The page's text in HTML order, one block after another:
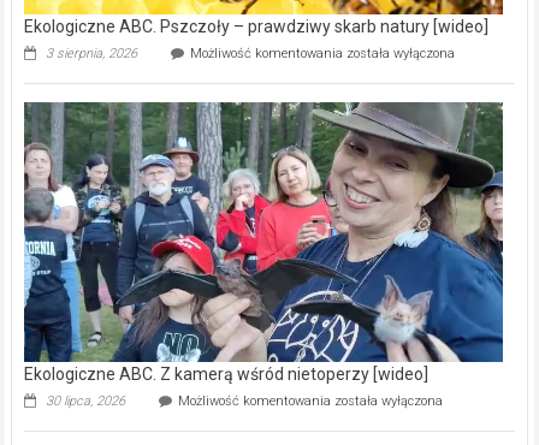
Ekologiczne ABC. Pszczoły – prawdziwy skarb natury [wideo]
3 sierpnia, 2026 Możliwość komentowania Ekologiczne
–
prawdziwy
skarb
natury
[wideo]
została wyłączona
Ekologiczne ABC. Z kamerą wśród nietoperzy [wideo]
30 lipca, 2026 Możliwość komentowania Ekologiczne
została wyłączona